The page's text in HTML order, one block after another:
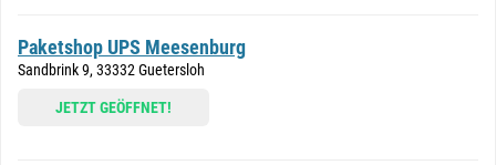
Paketshop UPS Meesenburg
Sandbrink 9, 33332 Guetersloh
JETZT GEÖFFNET!